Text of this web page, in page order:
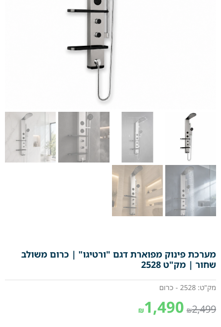
מערכת פינוק מפוארת דגם "ורטיגו" | כרום משולב
שחור | מק"ט 2528
מק"ט: 2528 - כרום
₪2,499
₪1,490